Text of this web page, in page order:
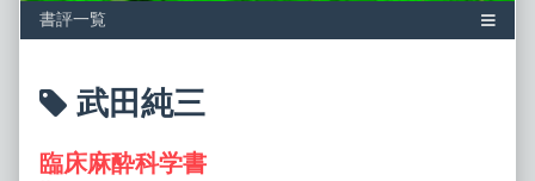
Posts
tagged
武田純三
臨床麻酔科学書